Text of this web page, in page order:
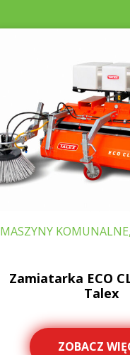
MASZYNY
Zamiatarka ECO
Talex
ZOBACZ